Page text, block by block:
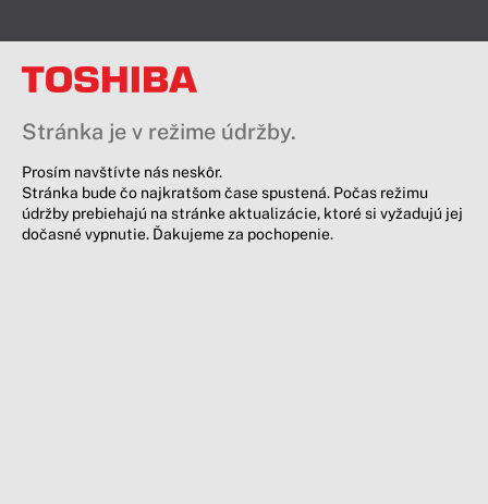
Stránka je v režime údržby.
Prosím navštívte nás neskôr.
Stránka bude čo najkratšom čase spustená. Počas režimu
údržby prebiehajú na stránke aktualizácie, ktoré si vyžadujú jej
dočasné vypnutie. Ďakujeme za pochopenie.